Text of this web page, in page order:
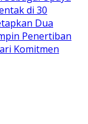
di 30
Dua
Penertiban
Komitmen